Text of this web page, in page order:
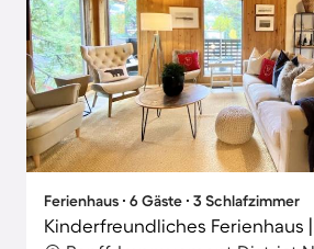
Ferienhaus ∙ 6 Gäste ∙ 3 Schlafzimmer